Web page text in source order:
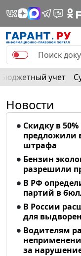
Бюджетный учет
Новости
Скидку в
предложили
штрафа
Бензин
разрешили
В РФ
партий в
В России
для
Водителям
за